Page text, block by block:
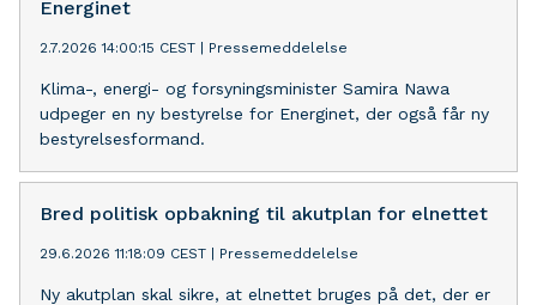
Energinet
2.7.2026 14:00:15 CEST Pressemeddelelse
Klima-, energi- og forsyningsminister Samira Nawa
udpeger en ny bestyrelse for Energinet, der også får ny
bestyrelsesformand.
Bred politisk opbakning til akutplan for elnettet
29.6.2026 11:18:09 CEST Pressemeddelelse
Ny akutplan skal sikre, at elnettet bruges på det, der er